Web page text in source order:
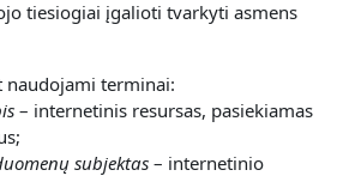
tiesiogiai įgalioti tvarkyti asmens
naudojami terminai:
– internetinis resursas, pasiekiamas
subjektas – internetinio